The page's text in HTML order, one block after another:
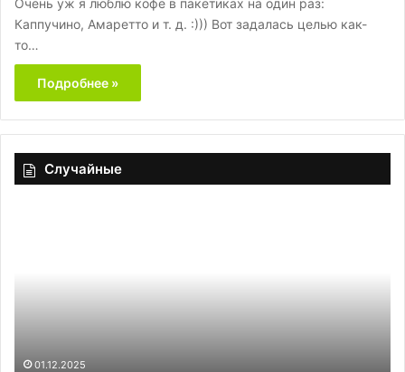
Очень уж я люблю кофе в пакетиках на один раз:
Каппучино, Амаретто и т. д. :))) Вот задалась целью как-
то…
Подробнее »
Случайные
01.12.2025